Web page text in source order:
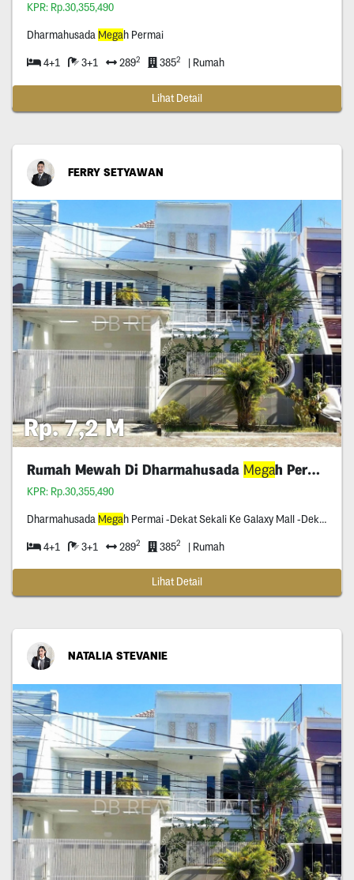
KPR: Rp.30,355,490
Dharmahusada Megah Permai
4+1 3+1 2892 3852 | Rumah
Lihat Detail
FERRY SETYAWAN
Rp. 7,2 M
Rumah Mewah Di Dharmahusada Megah Permai
KPR: Rp.30,355,490
Dharmahusada Megah Permai -Dekat Sekali Ke Galaxy Mall -Dekat Rs Unair -Dekat Tengah Kota
4+1 3+1 2892 3852 | Rumah
Lihat Detail
NATALIA STEVANIE